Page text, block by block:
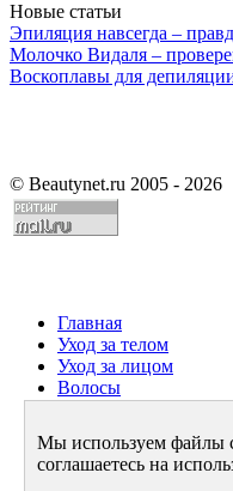
Новые статьи
Эпиляция навсегда –
Молочко Видаля –
Воскоплавы для
© Beautynet.ru 2005 - 2026
Главная
Уход за телом
Уход за лицом
Волосы
Диета
Стиль и имидж
Мы используем файлы
соглашаетесь на